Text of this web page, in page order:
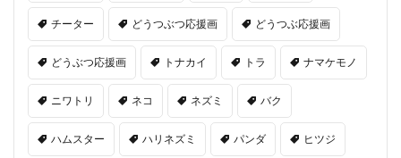
チーター どうつぶつ応援画 どうつぶ応援画
どうぶつ応援画 トナカイ トラ ナマケモノ
ニワトリ ネコ ネズミ バク
ハムスター ハリネズミ パンダ ヒツジ